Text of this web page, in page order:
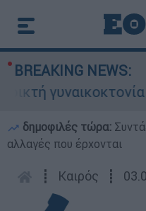
BREAKING NEWS:
γυναικοκτονία
δημοφιλές τώρα:
αλλαγές που έρχονται
┋ Καιρός ┋